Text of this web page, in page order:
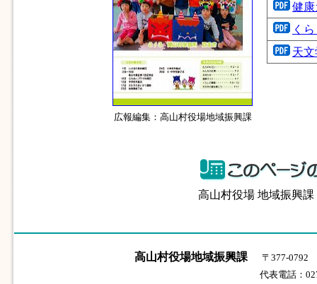
広報編集：高山村役場地域振興課
健
く
天
高山村役場 地域振興
高山村役場地域振興課
〒377-0792
代表電話：